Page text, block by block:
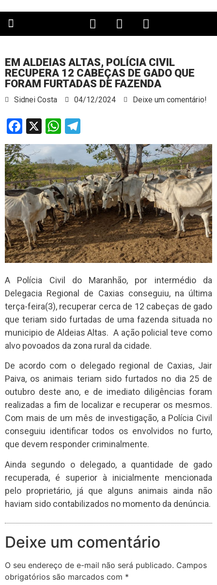
EM ALDEIAS ALTAS, POLÍCIA CIVIL
RECUPERA 12 CABEÇAS DE GADO QUE
FORAM FURTADAS DE FAZENDA
Sidnei Costa 04/12/2024 Deixe um comentário!
Facebook
X WhatsApp
A Polícia Civil do Maranhão, por intermédio da
Delegacia Regional de Caxias conseguiu, na última
terça-feira(3), recuperar cerca de 12 cabeças de gado
que teriam sido furtadas de uma fazenda situada no
municipio de Aldeias Altas. A ação policial teve como
alvo povoados da zona rural da cidade.
De acordo com o delegado regional de Caxias, Jair
Paiva, os animais teriam sido furtados no dia 25 de
outubro deste ano, e de imediato diligências foram
realizadas a fim de localizar e recuperar os mesmos.
Com mais de um mês de investigação, a Polícia Civil
conseguiu identificar todos os envolvidos no furto,
que devem responder criminalmente.
Ainda segundo o delegado, a quantidade de gado
recuperada, é superior à inicialmente mencionada
pelo proprietário, já que alguns animais ainda não
haviam sido contabilizados no momento da denúncia.
Deixe um comentário
O seu endereço de e-mail não será publicado. Campos
obrigatórios são marcados com *